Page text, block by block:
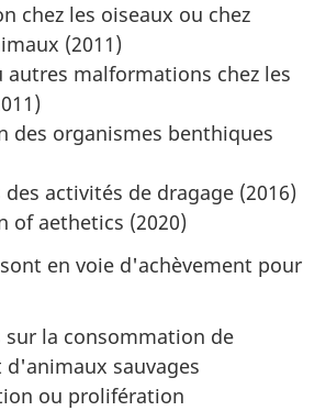
chez les oiseaux ou chez
(2011)
autres malformations chez les
des organismes benthiques
activités de dragage (2016)
of aethetics (2020)
en voie d'achèvement pour
la consommation de
d'animaux sauvages
ou prolifération